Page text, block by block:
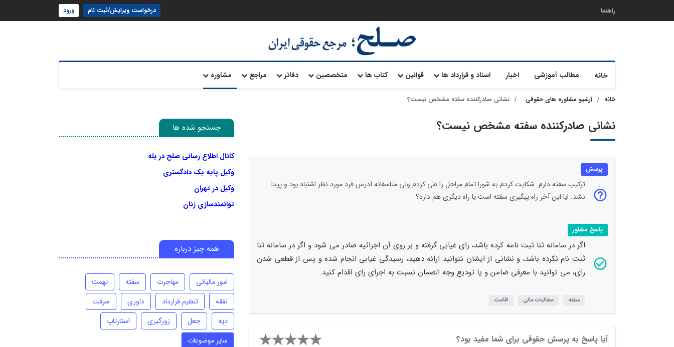
راهنما درخواست ویرایش/ثبت نام ورود
خانه مطالب آموزشی اخبار اسناد و قرارداد ها قوانین کتاب ها متخصصین دفاتر مراجع مشاوره
خانه آرشیو مشاوره های حقوقی نشانی صادرکننده سفته مشخص نیست؟
نشانی صادرکننده سفته مشخص نیست؟
پرسش
ترکیب سفته دارم .شکایت کردم به شورا تمام مراحل را طی کردم ولی متاسفانه آدرس فرد مورد نظر اشتباه بود و پیدا
نشد. ایا این آخر راه پیگیری سفته است یا راه دیگری هم دارد؟
پاسخ مشاور
اگر در سامانه ثنا ثبت نامه کرده باشد، رای غیابی گرفته و بر روی آن اجرائیه صادر می شود و اگر در سامانه ثنا
ثبت نام نکرده باشد، و نشانی از ایشان نتوانید ارائه دهید، رسیدگی غیابی انجام شده و پس از قطعی شدن
رای، می توانید با معرفی ضامن و یا تودیع وجه الضمان نسبت به اجرای رای اقدام کنید.
سفته مطالبات مالی اقامت
آیا پاسخ به پرسش حقوقی برای شما مفید بود؟
جستجو شده ها
کانال اطلاع رسانی صلح در بله
وکیل پایه یک دادگستری
وکیل در تهران
توانمندسازی زنان
همه چیز درباره
امور مالیاتی مهاجرت سفته
تهمت
نفقه
تنظیم قرارداد داوری
سرقت
دیه
جعل زورگیری
استارتاپ
سایر موضوعات